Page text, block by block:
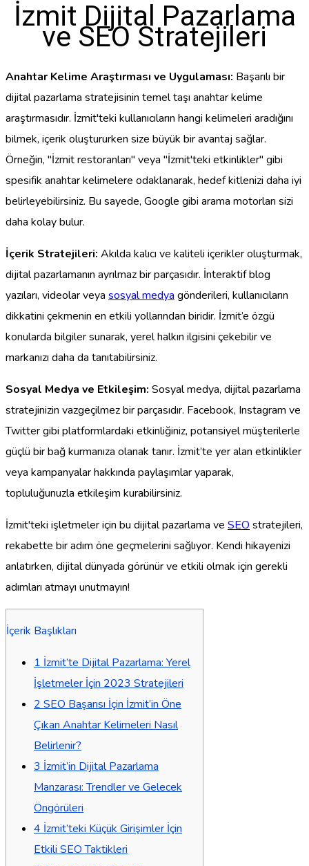
İzmit Dijital Pazarlama
ve SEO Stratejileri
Anahtar Kelime Araştırması ve Uygulaması: Başarılı bir
dijital pazarlama stratejisinin temel taşı anahtar kelime
araştırmasıdır. İzmit'teki kullanıcıların hangi kelimeleri aradığını
bilmek, içerik oluştururken size büyük bir avantaj sağlar.
Örneğin, "İzmit restoranları" veya "İzmit'teki etkinlikler" gibi
spesifik anahtar kelimelere odaklanarak, hedef kitlenizi daha iyi
belirleyebilirsiniz. Bu sayede, Google gibi arama motorları sizi
daha kolay bulur.
İçerik Stratejileri: Akılda kalıcı ve kaliteli içerikler oluşturmak,
dijital pazarlamanın ayrılmaz bir parçasıdır. İnteraktif blog
yazıları, videolar veya sosyal medya gönderileri, kullanıcıların
dikkatini çekmenin en etkili yollarından biridir. İzmit’e özgü
konularda bilgiler sunarak, yerel halkın ilgisini çekebilir ve
markanızı daha da tanıtabilirsiniz.
Sosyal Medya ve Etkileşim: Sosyal medya, dijital pazarlama
stratejinizin vazgeçilmez bir parçasıdır. Facebook, Instagram ve
Twitter gibi platformlardaki etkinliğiniz, potansiyel müşterilerle
güçlü bir bağ kurmanıza olanak tanır. İzmit’te yer alan etkinlikler
veya kampanyalar hakkında paylaşımlar yaparak,
topluluğunuzla etkileşim kurabilirsiniz.
İzmit'teki işletmeler için bu dijital pazarlama ve SEO stratejileri,
rekabette bir adım öne geçmelerini sağlıyor. Kendi hikayenizi
anlatırken, dijital dünyada görünür ve etkili olmak için gerekli
adımları atmayı unutmayın!
İçerik Başlıkları
1 İzmit’te Dijital Pazarlama: Yerel
İşletmeler İçin 2023 Stratejileri
2 SEO Başarısı İçin İzmit’in Öne
Çıkan Anahtar Kelimeleri Nasıl
Belirlenir?
3 İzmit’in Dijital Pazarlama
Manzarası: Trendler ve Gelecek
Öngörüleri
4 İzmit’teki Küçük Girişimler İçin
Etkili SEO Taktikleri